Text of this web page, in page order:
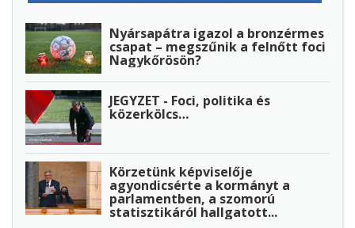
Nyársapátra igazol a bronzérmes
csapat – megszűnik a felnőtt foci
Nagykőrösön?
JEGYZET - Foci, politika és
közerkölcs…
Körzetünk képviselője
agyondicsérte a kormányt a
parlamentben, a szomorú
statisztikáról hallgatott...